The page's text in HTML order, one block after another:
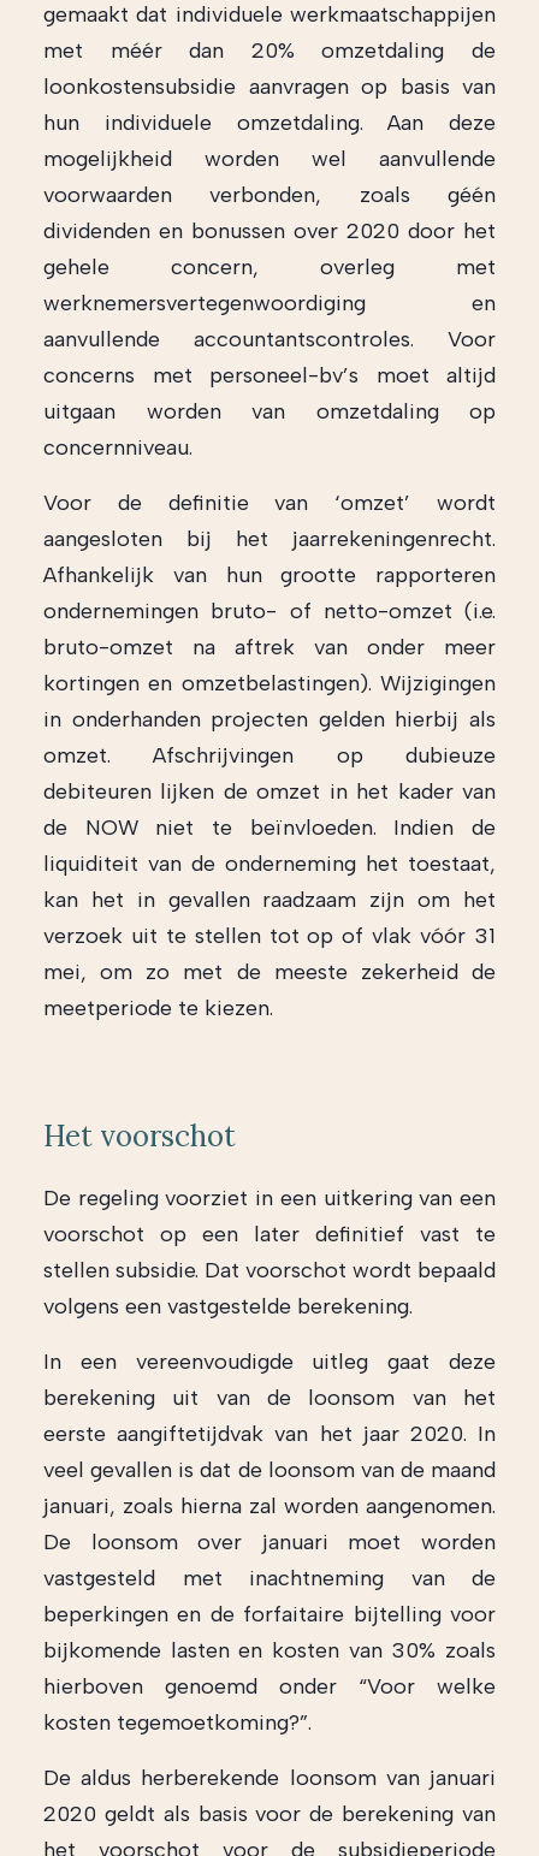
gemaakt dat individuele werkmaatschappijen
met méér dan 20% omzetdaling de
loonkostensubsidie aanvragen op basis van
hun individuele omzetdaling. Aan deze
mogelijkheid worden wel aanvullende
voorwaarden verbonden, zoals géén
dividenden en bonussen over 2020 door het
gehele concern, overleg met
werknemersvertegenwoordiging en
aanvullende accountantscontroles. Voor
concerns met personeel-bv’s moet altijd
uitgaan worden van omzetdaling op
concernniveau.
Voor de definitie van ‘omzet’ wordt
aangesloten bij het jaarrekeningenrecht.
Afhankelijk van hun grootte rapporteren
ondernemingen bruto- of netto-omzet (i.e.
bruto-omzet na aftrek van onder meer
kortingen en omzetbelastingen). Wijzigingen
in onderhanden projecten gelden hierbij als
omzet. Afschrijvingen op dubieuze
debiteuren lijken de omzet in het kader van
de NOW niet te beïnvloeden. Indien de
liquiditeit van de onderneming het toestaat,
kan het in gevallen raadzaam zijn om het
verzoek uit te stellen tot op of vlak vóór 31
mei, om zo met de meeste zekerheid de
meetperiode te kiezen.
Het voorschot
De regeling voorziet in een uitkering van een
voorschot op een later definitief vast te
stellen subsidie. Dat voorschot wordt bepaald
volgens een vastgestelde berekening.
In een vereenvoudigde uitleg gaat deze
berekening uit van de loonsom van het
eerste aangiftetijdvak van het jaar 2020. In
veel gevallen is dat de loonsom van de maand
januari, zoals hierna zal worden aangenomen.
De loonsom over januari moet worden
vastgesteld met inachtneming van de
beperkingen en de forfaitaire bijtelling voor
bijkomende lasten en kosten van 30% zoals
hierboven genoemd onder “Voor welke
kosten tegemoetkoming?”.
De aldus herberekende loonsom van januari
2020 geldt als basis voor de berekening van
het voorschot voor de subsidieperiode